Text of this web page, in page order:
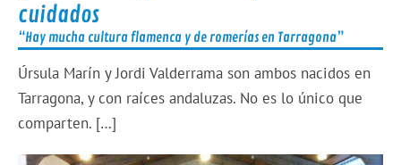
cuidados
“Hay mucha cultura flamenca y de romerías en Tarragona”
Úrsula Marín y Jordi Valderrama son ambos nacidos en
Tarragona, y con raíces andaluzas. No es lo único que
comparten. […]